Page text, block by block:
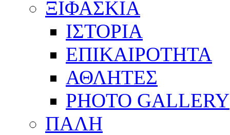
ΞΙΦΑΣΚΙΑ
ΙΣΤΟΡΙΑ
ΕΠΙΚΑΙΡΟΤΗΤΑ
ΑΘΛΗΤΕΣ
PHOTO GALLERY
ΠΑΛΗ